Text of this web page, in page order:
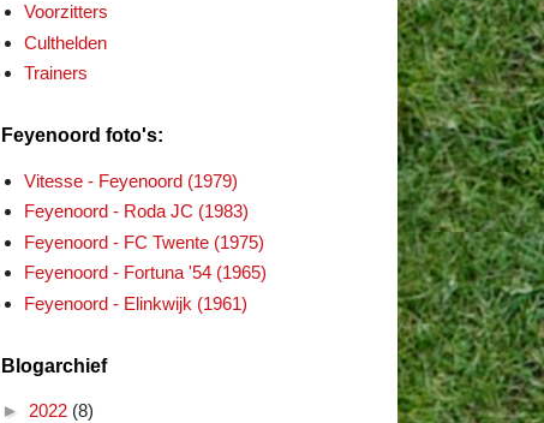
Voorzitters
Culthelden
Trainers
Feyenoord foto's:
Vitesse - Feyenoord (1979)
Feyenoord - Roda JC (1983)
Feyenoord - FC Twente (1975)
Feyenoord - Fortuna '54 (1965)
Feyenoord - Elinkwijk (1961)
Blogarchief
► 2022 (8)